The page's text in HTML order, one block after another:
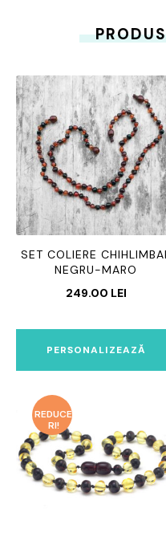
SET COLIERE
NEGRU-MARO
249.00 LEI
PERSONALIZEAZĂ
REDUCE
RI!